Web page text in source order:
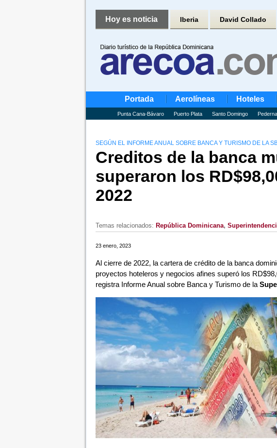
Hoy es noticia Iberia David Collado
Portada Aerolíneas Hoteles
Punta Cana-Bávaro Puerto Plata Santo Domingo
SEGÚN EL INFORME ANUAL SOBRE BANCA Y TURISMO DE LA
Creditos de la banca
superaron los
2022
Temas relacionados: República Dominicana,
23 enero, 2023
Al cierre de 2022, la cartera de crédito de la banca
proyectos hoteleros y negocios afines superó los
registra Informe Anual sobre Banca y Turismo de la